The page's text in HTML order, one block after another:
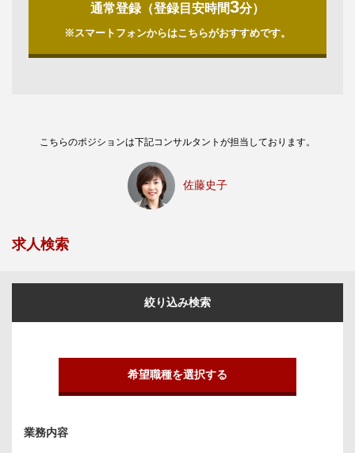
通常登録（登録目安時間3分）
※スマートフォンからはこちらがおすすめです。
こちらのポジションは下記コンサルタントが担当しております。
佐藤史子
求人検索
絞り込み検索
希望職種を選択する
業務内容